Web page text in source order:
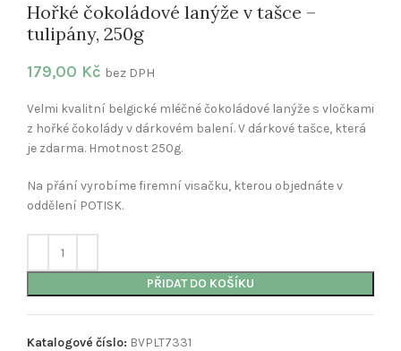
Hořké čokoládové lanýže v tašce –
tulipány, 250g
179,00 Kč bez DPH
Velmi kvalitní belgické mléčné čokoládové lanýže s vločkami
z hořké čokolády v dárkovém balení. V dárkové tašce, která
je zdarma. Hmotnost 250g.
Na přání vyrobíme firemní visačku, kterou objednáte v
oddělení POTISK.
PŘIDAT DO KOŠÍKU
Katalogové číslo: BVPLT7331